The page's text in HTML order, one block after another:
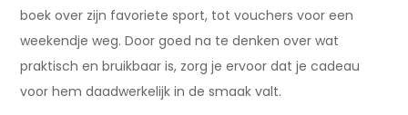
boek over zijn favoriete sport, tot vouchers voor een
weekendje weg. Door goed na te denken over wat
praktisch en bruikbaar is, zorg je ervoor dat je cadeau
voor hem daadwerkelijk in de smaak valt.